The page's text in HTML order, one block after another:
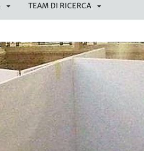
SOTTOMENÙ
TEAM DI RICERCA
SOTTOMENÙ